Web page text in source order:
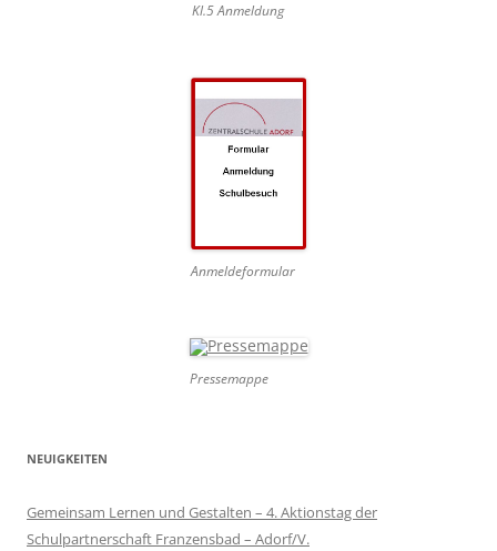
Kl.5 Anmeldung
Anmeldeformular
Pressemappe
NEUIGKEITEN
Gemeinsam Lernen und Gestalten – 4. Aktionstag der
Schulpartnerschaft Franzensbad – Adorf/V.